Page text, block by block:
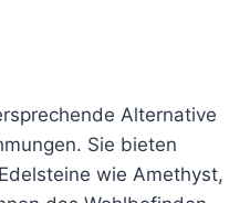
Alternative
Sie bieten
wie Amethyst,